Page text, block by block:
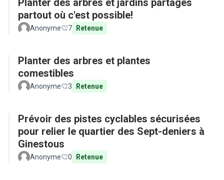
Planter des arbres et jardins partagés
partout où c'est possible!
Anonyme 7 Retenue
Planter des arbres et plantes
comestibles
Anonyme 3 Retenue
Prévoir des pistes cyclables sécurisées
pour relier le quartier des Sept-deniers à
Ginestous
Anonyme 0 Retenue